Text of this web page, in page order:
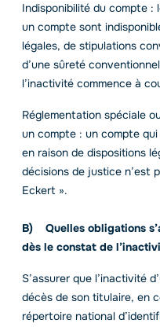
Indisponibilité du compte :
un compte sont
légales, de stipulations
d’une sûreté
l’inactivité commence à
Réglementation spéciale
un compte : un compte
en raison de dispositions
décisions de justice n’est
Eckert ».
B) Quelles obligations
dès le constat de
S’assurer que l’inactivité
décès de son titulaire, en
répertoire national